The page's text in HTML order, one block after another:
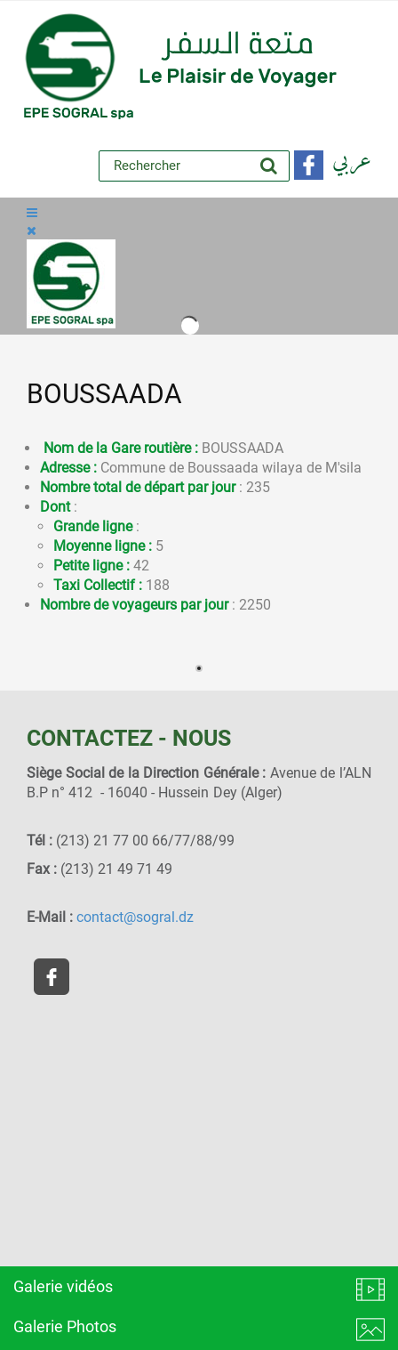
عربي
BOUSSAADA
Nom de la Gare routière : BOUSSAADA
Adresse : Commune de Boussaada wilaya de M'sila
Nombre total de départ par jour: 235
Dont :
Grande ligne:
Moyenne ligne : 5
Petite ligne : 42
Taxi Collectif : 188
Nombre de voyageurs par jour : 2250
CONTACTEZ - NOUS
Siège Social de la Direction Générale : Avenue de l’ALN
B.P n° 412 - 16040 - Hussein Dey (Alger)
Tél : (213) 21 77 00 66/77/88/99
Fax : (213) 21 49 71 49
E-Mail : contact@sogral.dz
Galerie vidéos
Galerie Photos